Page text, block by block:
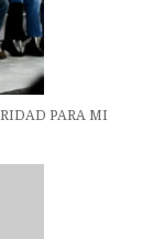
PARA MI